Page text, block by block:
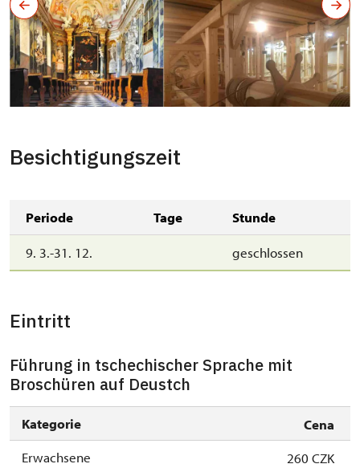
Besichtigungszeit
Periode Tage Stunde
9. 3.-31. 12. geschlossen
Eintritt
Führung in tschechischer Sprache mit
Broschüren auf Deustch
Kategorie
Cena
Erwachsene
260 CZK